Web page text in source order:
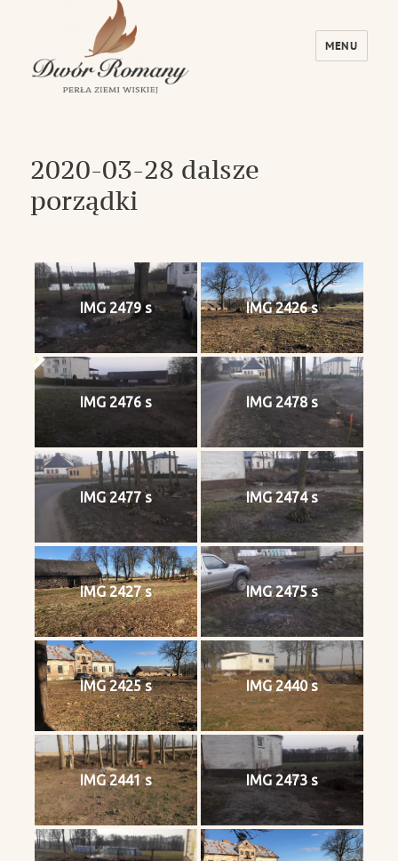
MENU
2020-03-28 dalsze
porządki
IMG 2479 s IMG 2426 s
IMG 2476 s IMG 2478 s
IMG 2477 s IMG 2474 s
IMG 2427 s IMG 2475 s
IMG 2425 s IMG 2440 s
IMG 2441 s IMG 2473 s